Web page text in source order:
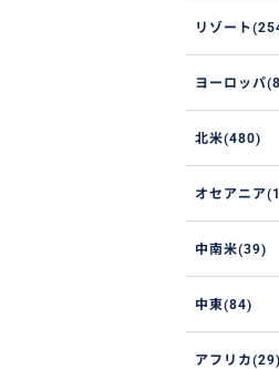
リゾート
ヨーロッパ
北米(480)
オセアニア
中南米(39)
中東(84)
アフリカ(29)